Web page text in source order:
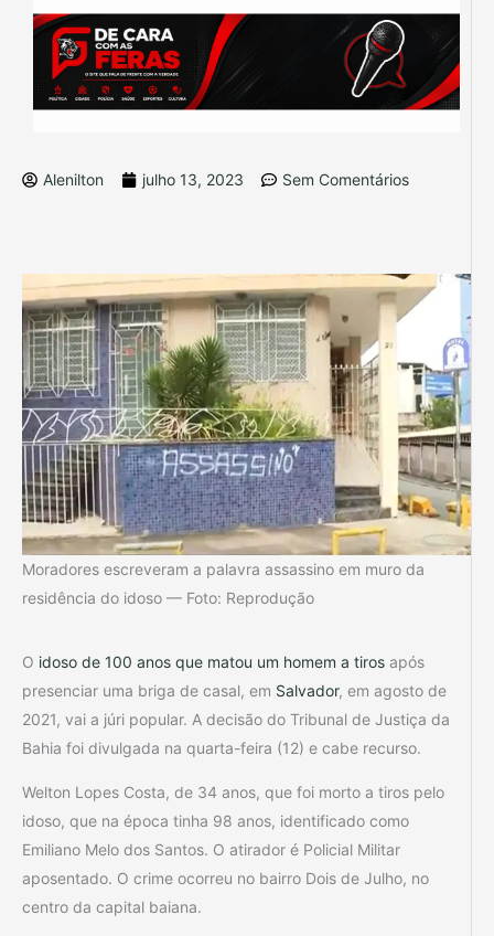
Alenilton julho 13, 2023 Sem Comentários
Moradores escreveram a palavra assassino em muro da
residência do idoso — Foto: Reprodução
O idoso de 100 anos que matou um homem a tiros após
presenciar uma briga de casal, em Salvador, em agosto de
2021, vai a júri popular. A decisão do Tribunal de Justiça da
Bahia foi divulgada na quarta-feira (12) e cabe recurso.
Welton Lopes Costa, de 34 anos, que foi morto a tiros pelo
idoso, que na época tinha 98 anos, identificado como
Emiliano Melo dos Santos. O atirador é Policial Militar
aposentado. O crime ocorreu no bairro Dois de Julho, no
centro da capital baiana.